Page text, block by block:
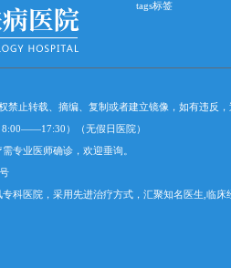
tags标签
禁止转载、摘编、复制或者建立镜像，如有违反
）（无假日医院）
专业医师确诊，欢迎垂询。
科医院，采用先进治疗方式，汇聚知名医生,临床